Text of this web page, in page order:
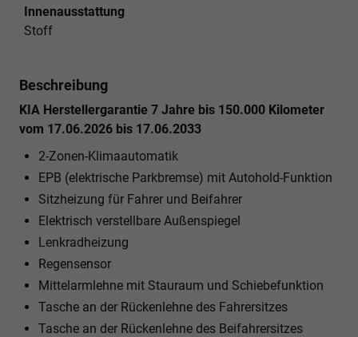
Innenausstattung
Stoff
Beschreibung
KIA Herstellergarantie 7 Jahre bis 150.000 Kilometer
vom 17.06.2026 bis 17.06.2033
2-Zonen-Klimaautomatik
EPB (elektrische Parkbremse) mit Autohold-Funktion
Sitzheizung für Fahrer und Beifahrer
Elektrisch verstellbare Außenspiegel
Lenkradheizung
Regensensor
Mittelarmlehne mit Stauraum und Schiebefunktion
Tasche an der Rückenlehne des Fahrersitzes
Tasche an der Rückenlehne des Beifahrersitzes